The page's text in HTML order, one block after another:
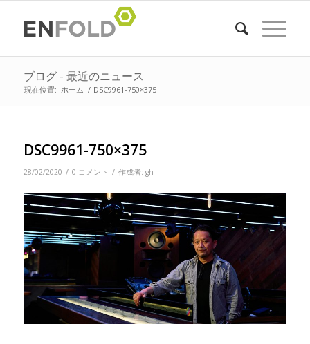
ブログ - 最近のニュース
現在位置: ホーム / DSC9961-750×375
DSC9961-750×375
28/02/2020 / 0 コメント / 作成者: gh